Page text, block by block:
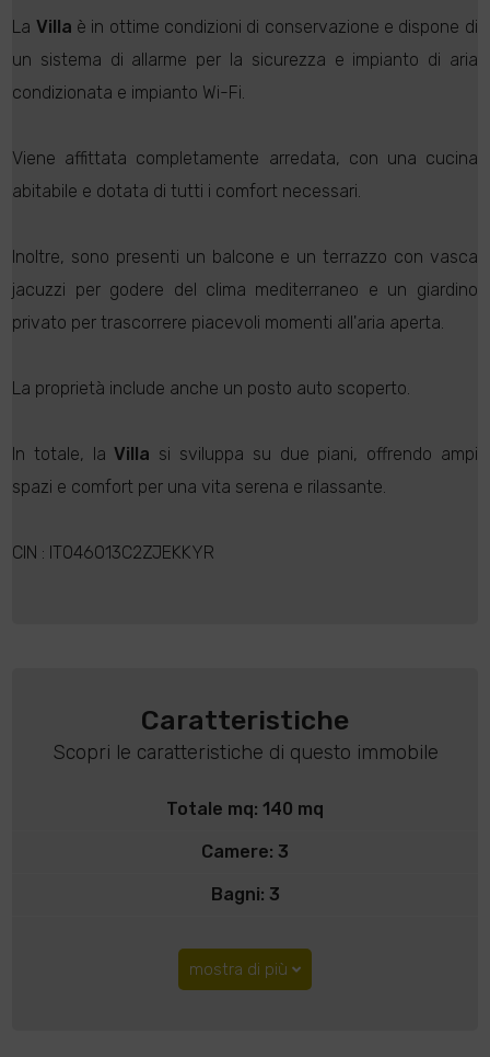
La Villa è in ottime condizioni di conservazione e dispone di
un sistema di allarme per la sicurezza e impianto di aria
condizionata e impianto Wi-Fi.
Viene affittata completamente arredata, con una cucina
abitabile e dotata di tutti i comfort necessari.
Inoltre, sono presenti un balcone e un terrazzo con vasca
jacuzzi per godere del clima mediterraneo e un giardino
privato per trascorrere piacevoli momenti all'aria aperta.
La proprietà include anche un posto auto scoperto.
In totale, laVilla si sviluppa su due piani, offrendo ampi
spazi e comfort per una vita serena e rilassante.
CIN : IT046013C2ZJEKKYR
Caratteristiche
Scopri le caratteristiche di questo immobile
Totale mq: 140 mq
Camere: 3
Bagni: 3
mostra di più